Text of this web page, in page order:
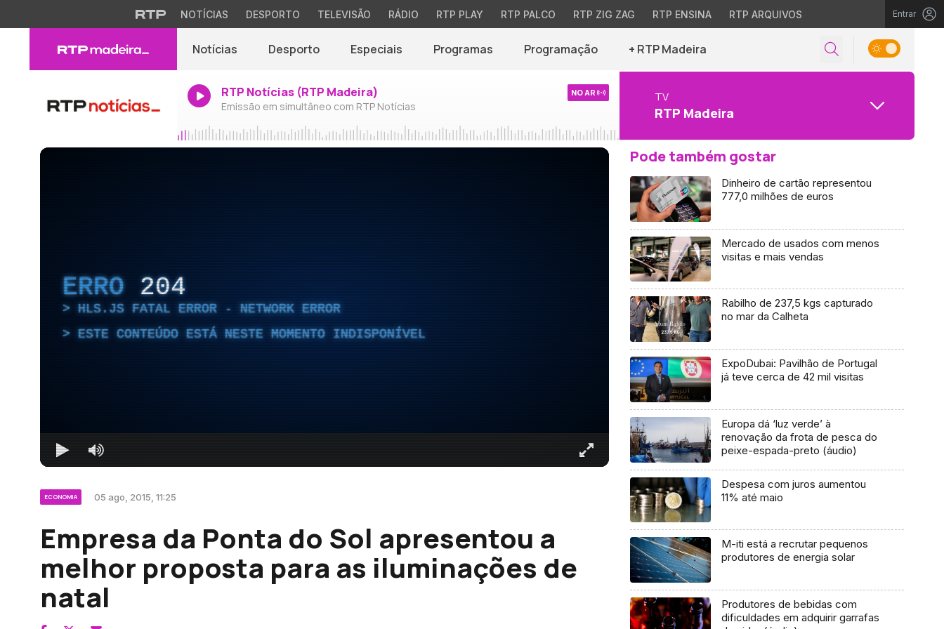
NOTÍCIAS DESPORTO TELEVISÃO RÁDIO RTP PLAY RTP PALCO RTP ZIG ZAG RTP ENSINA RTP ARQUIVOS Entrar
Notícias Desporto Especiais Programas Programação + RTP Madeira
RTP Notícias (RTP Madeira)
Emissão em simultâneo com RTP Notícias
NO AR TV
RTP Madeira
ERRO 204
HLS.JS FATAL ERROR - NETWORK ERROR
ESTE CONTEÚDO ESTÁ NESTE MOMENTO INDISPONÍVEL
ECONOMIA 05 ago, 2015, 11:25
Empresa da Ponta do Sol apresentou a
melhor proposta para as iluminações de
natal
Pode também gostar
Dinheiro de cartão representou
777,0 milhões de euros
Mercado de usados com menos
visitas e mais vendas
Rabilho de 237,5 kgs capturado
no mar da Calheta
ExpoDubai: Pavilhão de Portugal
já teve cerca de 42 mil visitas
Europa dá ‘luz verde’ à
renovação da frota de pesca do
peixe-espada-preto (áudio)
Despesa com juros aumentou
11% até maio
M-iti está a recrutar pequenos
produtores de energia solar
Produtores de bebidas com
dificuldades em adquirir garrafas